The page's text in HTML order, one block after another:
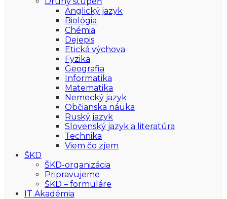
Anglický jazyk
Biológia
Chémia
Dejepis
Etická výchova
Fyzika
Geografia
Informatika
Matematika
Nemecký jazyk
Občianska náuka
Ruský jazyk
Slovenský jazyk a literatúra
Technika
Viem čo zjem
ŠKD
ŠKD-organizácia
Pripravujeme
ŠKD – formuláre
IT Akadémia